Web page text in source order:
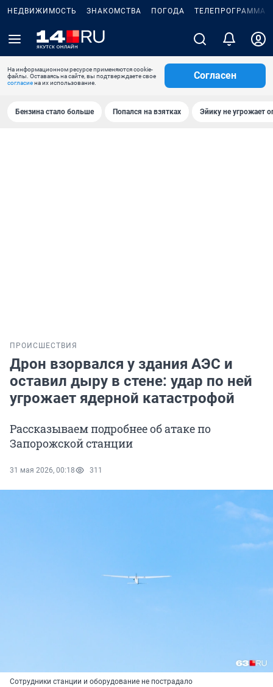
НЕДВИЖИМОСТЬ ЗНАКОМСТВА ПОГОДА ТЕЛЕПРОГРАММА
На информационном ресурсе применяются cookie-
файлы. Оставаясь на сайте, вы подтверждаете свое
согласиена их использование.
Согласен
Бензина стало больше Попался на взятках Эйику не угрожает
ПРОИСШЕСТВИЯ
Дрон взорвался у здания АЭС и
оставил дыру в стене: удар по ней
угрожает ядерной катастрофой
Рассказываем подробнее об атаке по
Запорожской станции
31 мая 2026, 00:18 311
Сотрудники станции и оборудование не пострадало